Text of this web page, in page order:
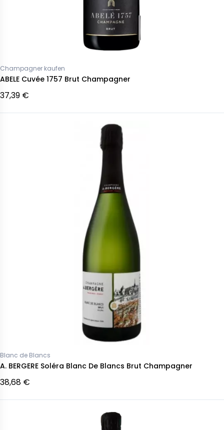
Champagner kaufen
ABELE Cuvée 1757 Brut Champagner
37,39 €
Blanc de Blancs
A. BERGERE Soléra Blanc De Blancs Brut Champagner
38,68 €